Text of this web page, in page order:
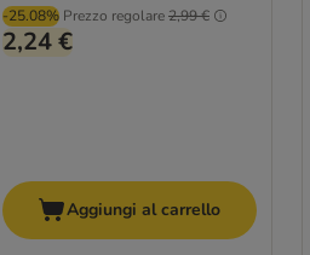
-25.08% Prezzo regolare2,99 €
2,24 €
Aggiungi al carrello